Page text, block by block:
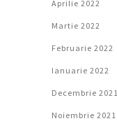
Aprilie 2022
Martie 2022
Februarie 2022
Ianuarie 2022
Decembrie 2021
Noiembrie 2021